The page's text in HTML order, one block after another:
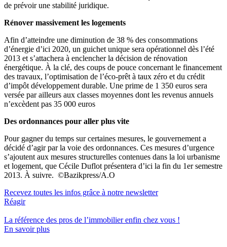
de prévoir une stabilité juridique.
Rénover massivement les logements
Afin d’atteindre une diminution de 38 % des consommations
d’énergie d’ici 2020, un guichet unique sera opérationnel dès l’été
2013 et s’attachera à enclencher la décision de rénovation
énergétique. À la clé, des coups de pouce concernant le financement
des travaux, l’optimisation de l’éco-prêt à taux zéro et du crédit
d’impôt développement durable. Une prime de 1 350 euros sera
versée par ailleurs aux classes moyennes dont les revenus annuels
n’excèdent pas 35 000 euros
Des ordonnances pour aller plus vite
Pour gagner du temps sur certaines mesures, le gouvernement a
décidé d’agir par la voie des ordonnances. Ces mesures d’urgence
s’ajoutent aux mesures structurelles contenues dans la loi urbanisme
et logement, que Cécile Duflot présentera d’ici la fin du 1er semestre
2013. À suivre. ©Bazikpress/A.O
Recevez toutes les infos grâce à notre newsletter
Réagir
La référence des pros de l’immobilierenfin chez vous !
En savoir plus